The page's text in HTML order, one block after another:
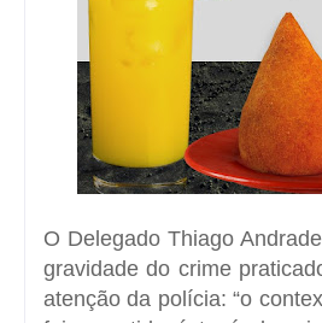
O Delegado Thiago
gravidade do crime
atenção da polícia: “o